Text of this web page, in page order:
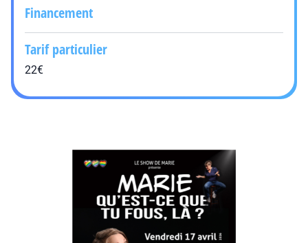
Financement
Tarif particulier
22€